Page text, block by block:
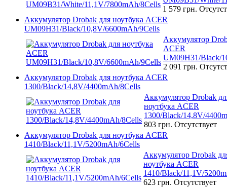
1 579 грн.
Аккумулятор Drobak для ноутбука ACER
UM09H31/Black/10,8V/6600mAh/9Cells
Аккумулятор
ACER
UM09H31/Black/
2 091 грн.
Аккумулятор Drobak для ноутбука ACER
1300/Black/14,8V/4400mAh/8Cells
Аккумулятор Drobak
ноутбука ACER
1300/Black/14,8V/
803 грн. Отсутствует
Аккумулятор Drobak для ноутбука ACER
1410/Black/11,1V/5200mAh/6Cells
Аккумулятор Drobak
ноутбука ACER
1410/Black/11,1V/
623 грн. Отсутствует